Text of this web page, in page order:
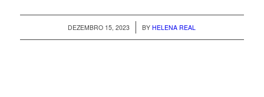
DEZEMBRO 15, 2023
/ BYHELENA REAL